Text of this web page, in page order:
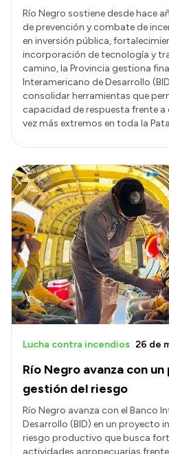
Río Negro sostiene desde hace
de prevención y combate de
en inversión pública,
incorporación de tecnología y
camino, la Provincia gestiona
Interamericano de Desarrollo
consolidar herramientas que
capacidad de respuesta frente
vez más extremos en toda la
Río Negro avanza con
gestión del riesgo
Lucha contra incendios 26 de
Río Negro avanza con el Banco
Desarrollo (BID) en un proyecto
riesgo productivo que busca